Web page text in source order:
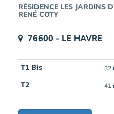
RÉSIDENCE LES JARDINS
RENÉ COTY
76600 - LE HAVRE
T1 Bis 32
T2
41